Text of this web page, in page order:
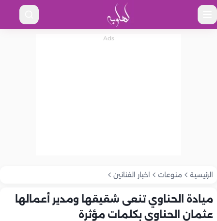
الرئيسية منوعات اخبار الفنانين
ميادة الحناوي تنعى شقيقها ومدير أعمالها
عثمان الحناوي بكلمات مؤثرة